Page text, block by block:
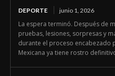
DEPORTE junio 1, 2026
La espera terminó. Después de
pruebas, lesiones, sorpresas y
durante el proceso encabezado
Mexicana ya tiene rostro